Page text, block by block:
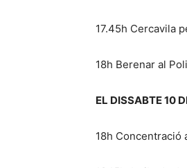
17.45h Cercavila
18h Berenar al
EL DISSABTE 10
18h Concentració